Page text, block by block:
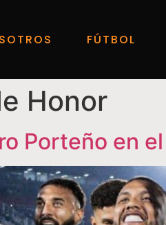
FÚTBOL
Honor
Porteño en